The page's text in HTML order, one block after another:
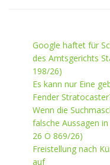
Google haftet für
des Amtsgerichts
198/26)
Es kann nur Eine
Fender
Wenn die
falsche Aussagen
26 O 869/26)
Freistellung nach
auf